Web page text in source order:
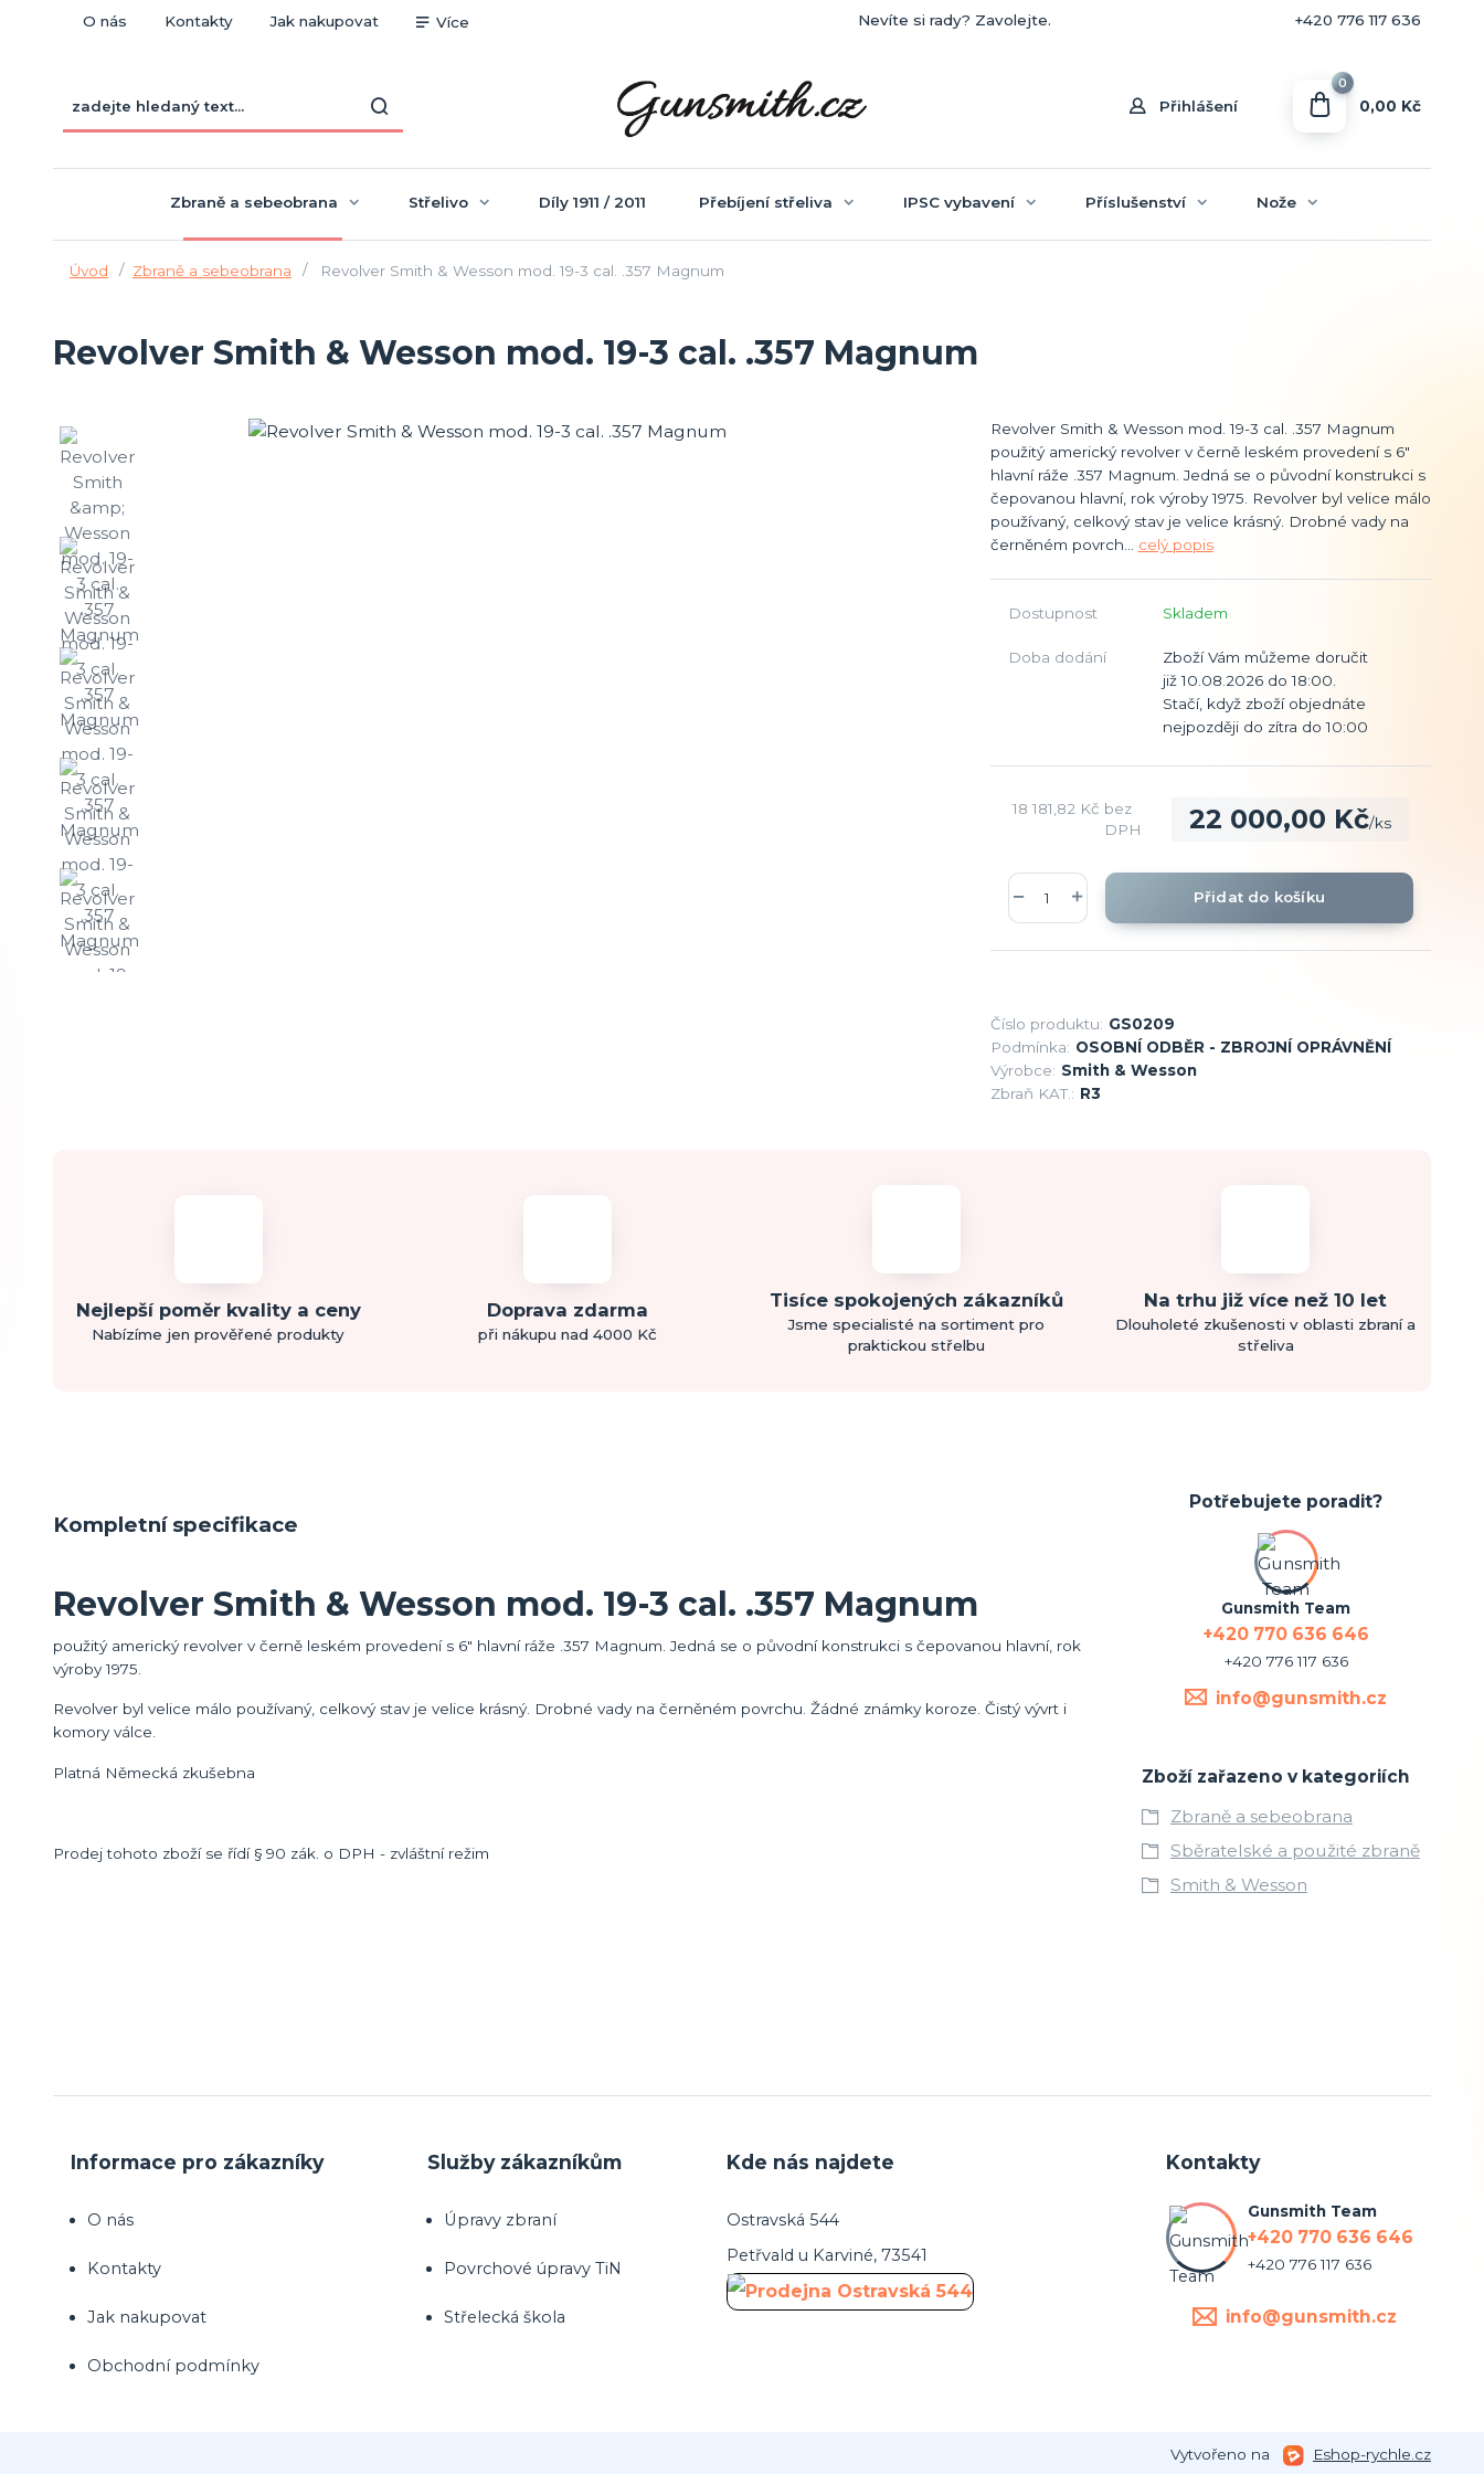
O nás Kontakty Jak nakupovat Více
Přihlášení
Nevíte si rady? Zavolejte. +420 776 117 636
0
0,00 Kč
Zbraně a sebeobrana Střelivo Díly 1911 / 2011 Přebíjení střeliva IPSC vybavení Příslušenství Nože
Úvod Zbraně a sebeobrana Revolver Smith & Wesson mod. 19-3 cal. .357 Magnum
Revolver Smith & Wesson mod. 19-3 cal. .357 Magnum
Revolver Smith & Wesson mod. 19-3 cal. .357 Magnum
použitý americký revolver v černě leském provedení s 6"
hlavní ráže .357 Magnum. Jedná se o původní konstrukci s
čepovanou hlavní, rok výroby 1975. Revolver byl velice málo
používaný, celkový stav je velice krásný. Drobné vady na
černěném povrch... celý popis
Dostupnost Skladem
Doba dodání
Zboží Vám můžeme doručit
již 10.08.2026 do 18:00.
Stačí, když zboží objednáte
nejpozději do zítra do 10:00
22 000,00 Kč/ks
18 181,82 Kč bez
DPH
Přidat do košíku
Číslo produktu: GS0209
Podmínka: OSOBNÍ ODBĚR - ZBROJNÍ OPRÁVNĚNÍ
Výrobce: Smith & Wesson
Zbraň KAT.: R3
Nejlepší poměr kvality a ceny
Nabízíme jen prověřené produkty
Doprava zdarma
při nákupu nad 4000 Kč
Tisíce spokojených zákazníků
Jsme specialisté na sortiment pro
praktickou střelbu
Na trhu již více než 10 let
Dlouholeté zkušenosti v oblasti zbraní a
střeliva
Kompletní specifikace
Revolver Smith & Wesson mod. 19-3 cal. .357 Magnum
použitý americký revolver v černě leském provedení s 6" hlavní ráže .357 Magnum. Jedná se o původní konstrukci s čepovanou hlavní, rok
výroby 1975.
Revolver byl velice málo používaný, celkový stav je velice krásný. Drobné vady na černěném povrchu. Žádné známky koroze. Čistý vývrt i
komory válce.
Platná Německá zkušebna
Prodej tohoto zboží se řídí § 90 zák. o DPH - zvláštní režim
Potřebujete poradit?
Gunsmith Team
+420 770 636 646
+420 776 117 636
info@gunsmith.cz
Zboží zařazeno v kategoriích
Zbraně a sebeobrana
Sběratelské a použité zbraně
Smith & Wesson
Informace pro zákazníky
O nás
Kontakty
Jak nakupovat
Obchodní podmínky
Služby zákazníkům
Úpravy zbraní
Povrchové úpravy TiN
Střelecká škola
Kde nás najdete
Ostravská 544
Petřvald u Karviné, 73541
Kontakty
Gunsmith Team
+420 770 636 646
+420 776 117 636
info@gunsmith.cz
Vytvořeno na Eshop-rychle.cz